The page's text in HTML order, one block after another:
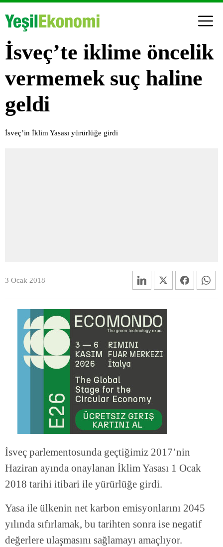
İsveç’te iklime öncelik
vermemek suç haline
geldi
İsveç’in İklim Yasası yürürlüğe girdi
3 Ocak 2018
İsveç parlementosunda geçtiğimiz 2017’nin
Haziran ayında onaylanan İklim Yasası 1 Ocak
2018 tarihi itibari ile yürürlüğe girdi.
Yasa ile ülkenin net karbon emisyonlarını 2045
yılında sıfırlamak, bu tarihten sonra ise negatif
değerlere ulaşmasını sağlamayı amaçlıyor.